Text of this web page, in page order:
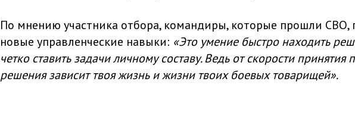
По мнению участника отбора, командиры, которые прошли СВО,
новые управленческие навыки: «Это умение быстро находить
четко ставить задачи личному составу. Ведь от скорости принятия
решения зависит твоя жизнь и жизни твоих боевых товарищей».